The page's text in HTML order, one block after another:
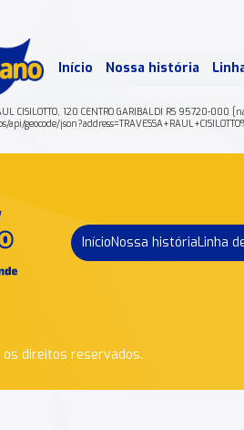
Início Nossa história
CISILOTTO, 120 CENTRO GARIBALDI RS 95720-
geocode/
InícioNossa históriaLinha
os direitos reservados.